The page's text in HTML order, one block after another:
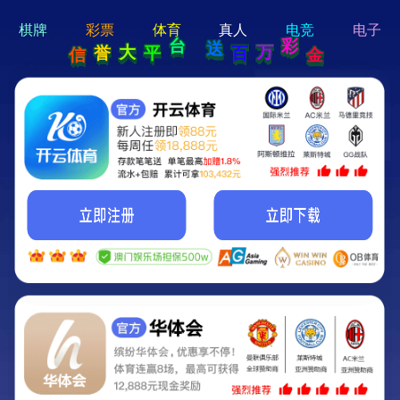
hi 💗
Hey Guys!
我们即将上线啦...